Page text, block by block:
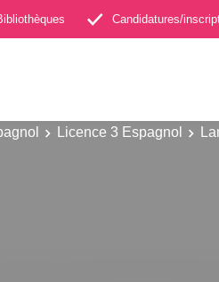
Candidatures/
Licence 3 Espagnol